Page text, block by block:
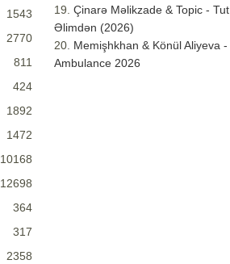
1543
2770
811
424
1892
1472
10168
12698
364
317
2358
Çinarə Məlikzade & Topic - Tut
Əlimdən (2026)
Memişhkhan & Könül Aliyeva -
Ambulance 2026